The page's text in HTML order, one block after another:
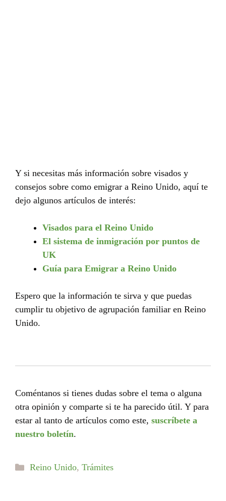
Y si necesitas más información sobre visados y
consejos sobre como emigrar a Reino Unido, aquí te
dejo algunos artículos de interés:
Visados para el Reino Unido
El sistema de inmigración por puntos de
UK
Guía para Emigrar a Reino Unido
Espero que la información te sirva y que puedas
cumplir tu objetivo de agrupación familiar en Reino
Unido.
Coméntanos si tienes dudas sobre el tema o alguna
otra opinión y comparte si te ha parecido útil. Y para
estar al tanto de artículos como este, suscríbete a
nuestro boletín.
Categorías
Reino Unido, Trámites